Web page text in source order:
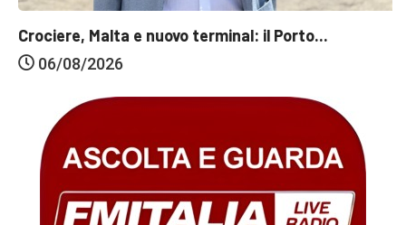
Crociere, Malta e nuovo terminal: il Porto...
06/08/2026